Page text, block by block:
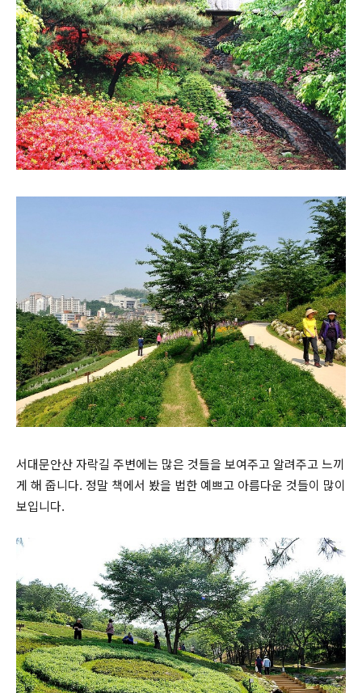
서대문안산 자락길 주변에는 많은 것들을 보여주고 알려주고 느끼
게 해 줍니다. 정말 책에서 봤을 법한 예쁘고 아름다운 것들이 많이
보입니다.